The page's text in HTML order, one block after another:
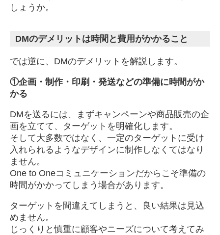
しょうか。
DMのデメリットは時間と費用がかかること
では逆に、DMのデメリットを解説します。
①企画・制作・印刷・発送などの準備に時間がか
かる
DMを送るには、まずキャンペーンや商品販売の企
画を立てて、ターゲットを明確化します。
そして大多数ではなく、一定のターゲットに受け
入れられるようなデザインに制作しなくてはなり
ません。
One to Oneコミュニケーションだからこそ準備の
時間がかかってしまう場合があります。
ターゲットを間違えてしまうと、良い結果は見込
めません。
じっくりと慎重に顧客やニーズについて考えてみ